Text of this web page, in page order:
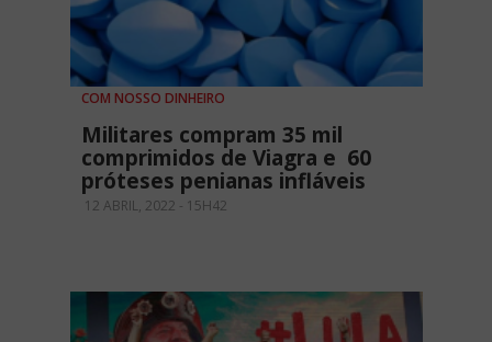
COM NOSSO DINHEIRO
Militares compram 35 mil
comprimidos de Viagra e 60
próteses penianas infláveis
12 ABRIL, 2022 - 15H42